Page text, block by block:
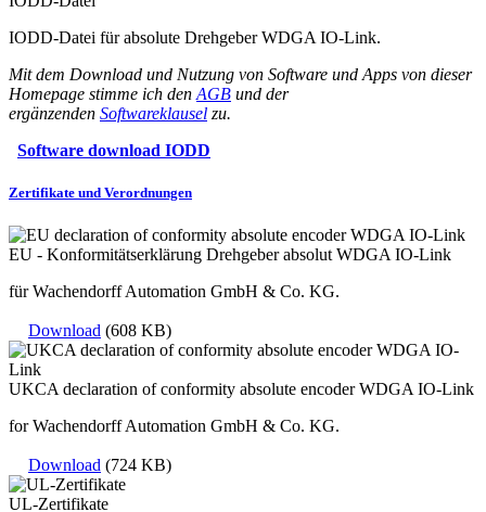
IODD-Datei für absolute Drehgeber WDGA IO-Link.
Mit dem Download und Nutzung von Software und Apps von dieser
Homepage stimme ich den AGB und der
ergänzenden Softwareklausel zu.
Software download IODD
Zertifikate und Verordnungen
EU - Konformitätserklärung Drehgeber absolut WDGA IO-Link
für Wachendorff Automation GmbH & Co. KG.
Download (608 KB)
UKCA declaration of conformity absolute encoder WDGA IO-Link
for Wachendorff Automation GmbH & Co. KG.
Download (724 KB)
UL-Zertifikate